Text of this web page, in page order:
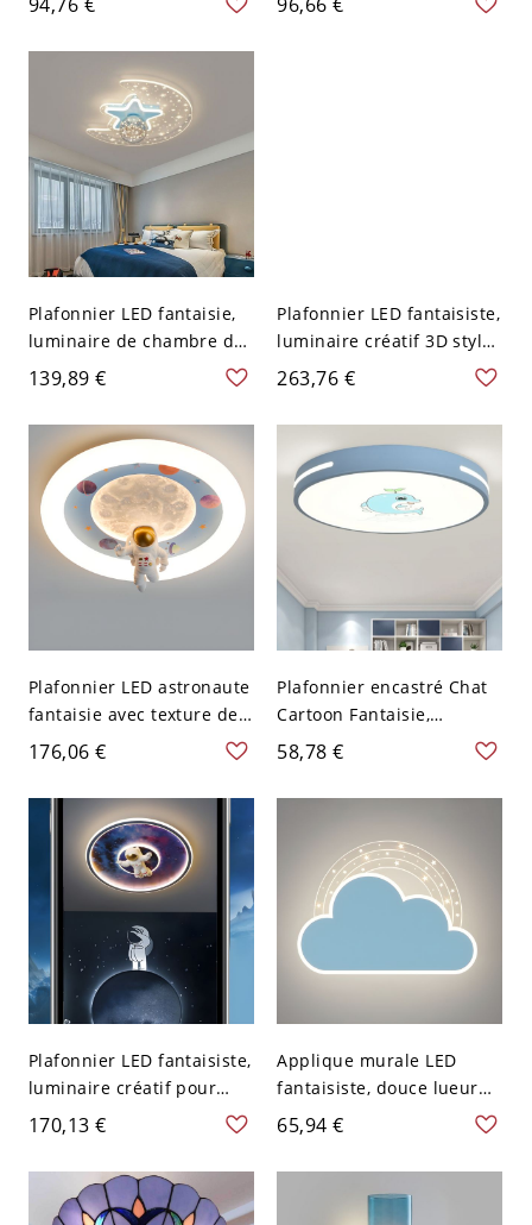
Cloche en Vitrail Applique
Murale Intérieure - 110 V-
120 V Bleu
avec diffuseur en
Plafonnier LED fantaisie,
luminaire de chambre de
bébé étoile et lune avec
globe en verre décoratif -
Bleu 110 V-120 V
Gradation à trois niveaux
139,89 €
Plafonnier LED fantaisiste,
luminaire créatif 3D style
dessin animé pour
chambre d’enfant et
nursery - Bleu 110 V-120 V
Univers
263,76 €
Plafonnier LED astronaute
fantaisie avec texture de
lune 3D pour chambre
d’enfant et salle de jeux -
Bleu 110 V-120 V
Gradation à trois niveaux
176,06 €
Plafonnier encastré Chat
Cartoon Fantaisie,
luminaire LED rond en
acrylique pour chambre
d’enfant, chambre de
40,64 cm
58,78 €
Plafonnier LED fantaisiste,
luminaire créatif pour
chambre d’enfant avec
personnage en résine 3D
et diffusion douce - 110 V-
120 V Astronaute Bleu
170,13 €
Applique murale LED
fantaisiste, douce lueur
d’ambiance pour
décoration de chambre de
bébé et d’enfant - Blanc
Nuage 110 V-120 V
65,94 €